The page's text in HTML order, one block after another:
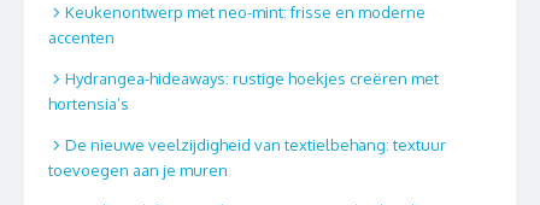
Keukenontwerp met neo-mint: frisse en moderne
accenten
Hydrangea-hideaways: rustige hoekjes creëren met
hortensia’s
De nieuwe veelzijdigheid van textielbehang: textuur
toevoegen aan je muren